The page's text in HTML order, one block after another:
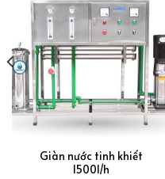
Giàn nước tinh khiết
1500l/h